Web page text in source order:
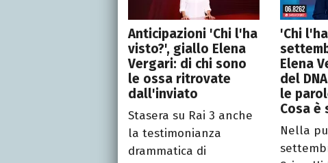
Anticipazioni 'Chi l'ha
visto?', giallo Elena
Vergari: di chi sono
le ossa ritrovate
dall'inviato
Stasera su Rai 3 anche
la testimonianza
drammatica di
'Chi
Elena
del
le
Cosa è
Nella